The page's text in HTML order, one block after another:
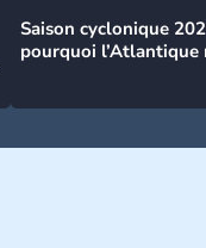
Saison cyclonique
pourquoi l’Atlantique